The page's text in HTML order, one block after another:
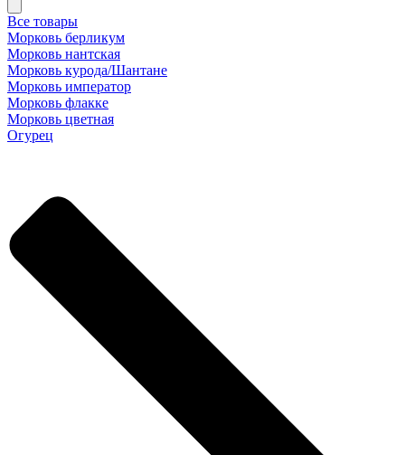
Все товары
Морковь берликум
Морковь нантская
Морковь курода/Шантане
Морковь император
Морковь флакке
Морковь цветная
Огурец